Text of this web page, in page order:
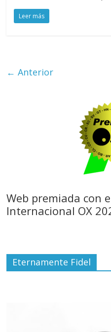
Leer más
← Anterior
Web premiada con
Internacional OX
Eternamente Fidel